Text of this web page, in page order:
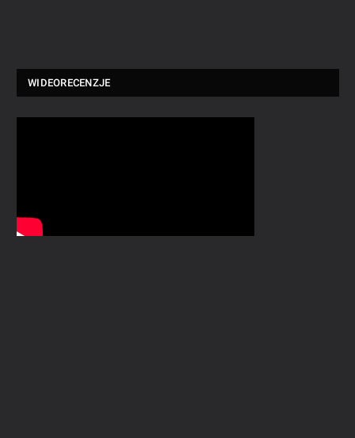
WIDEORECENZJE